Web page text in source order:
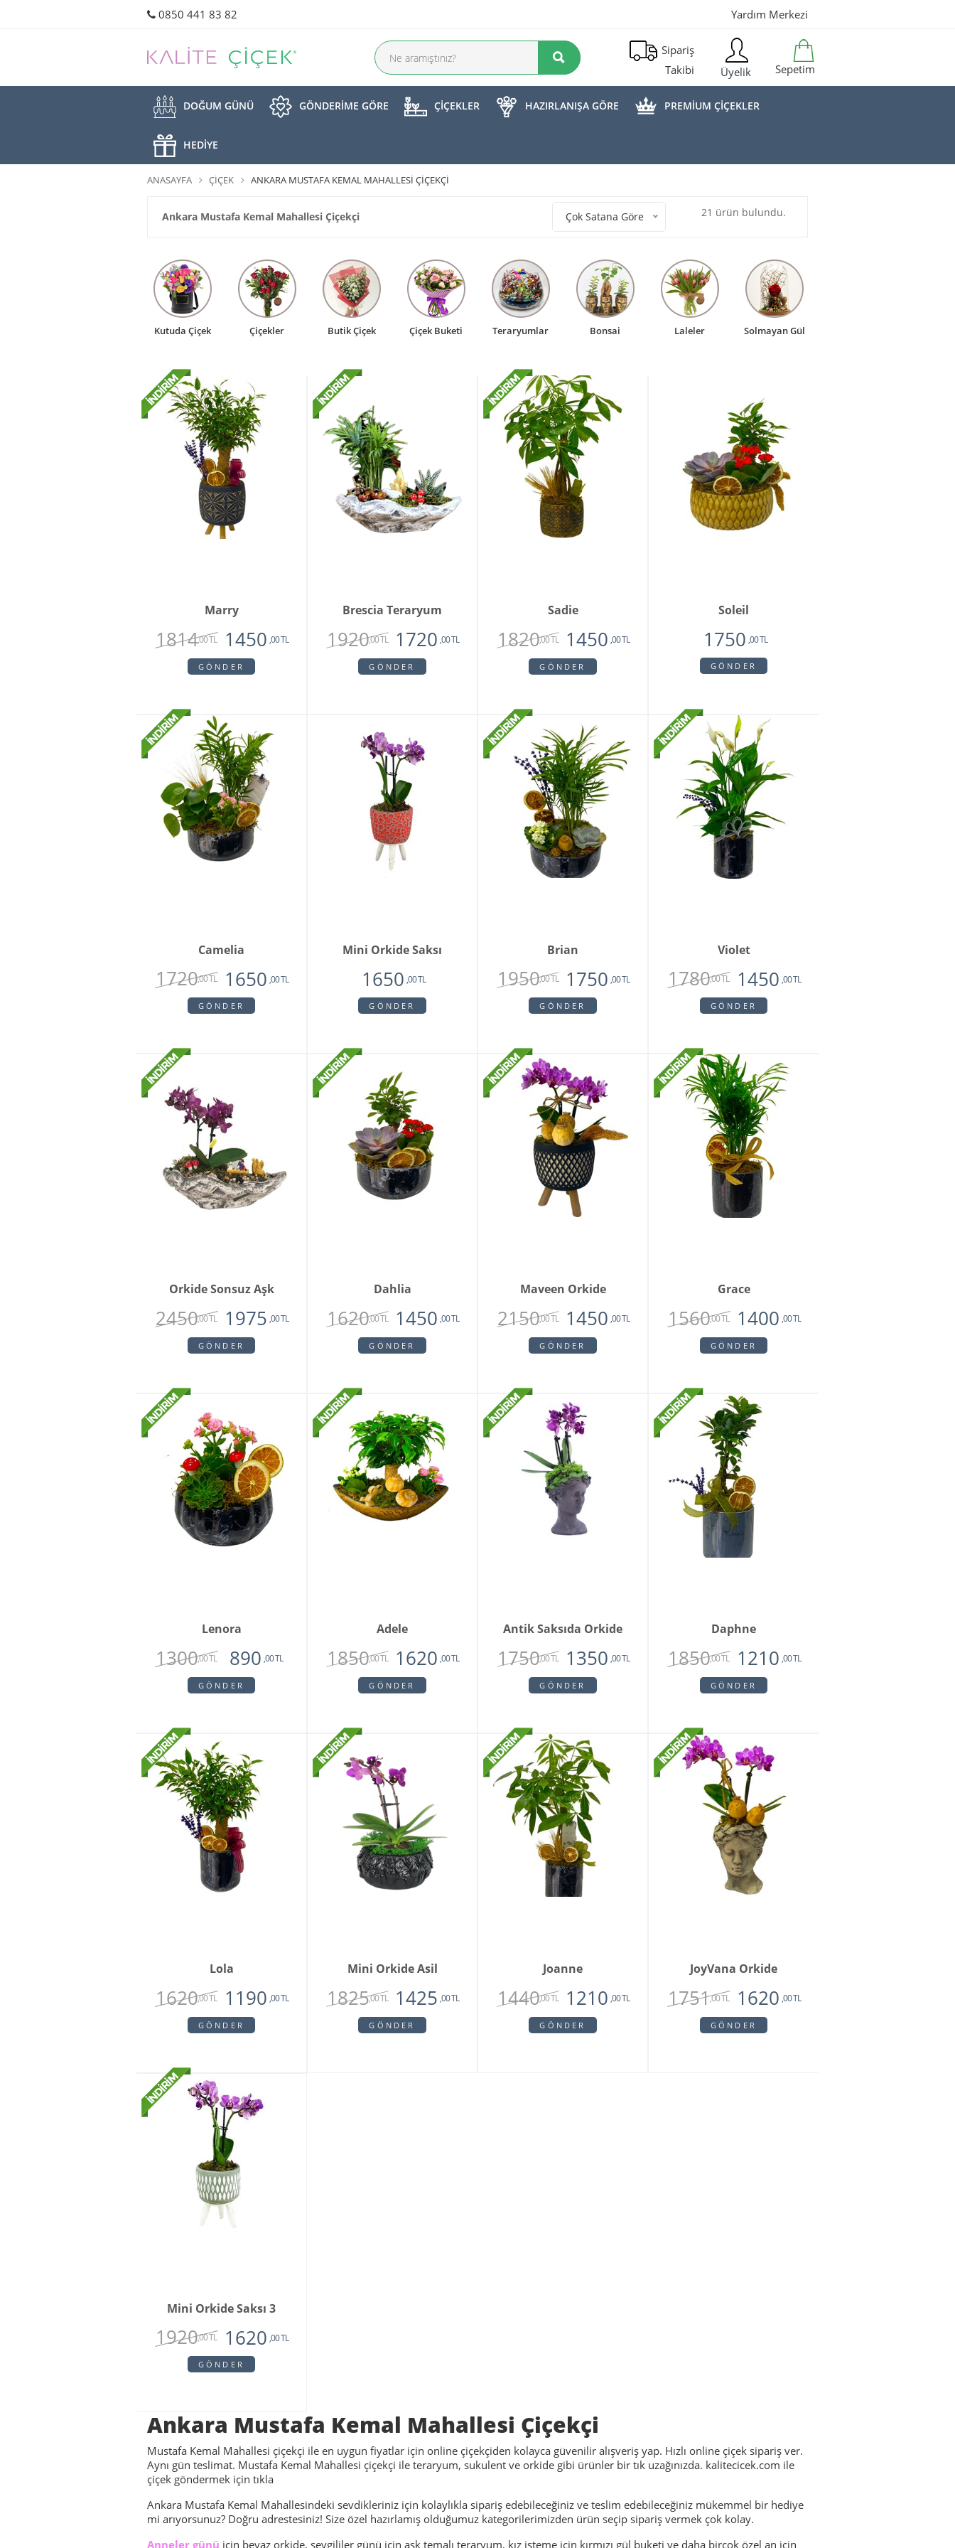
0850 441 83 82 Yardım Merkezi
Sipariş
Takibi
Üyelik Sepetim
DOĞUM GÜNÜ GÖNDERİME GÖRE ÇİÇEKLER HAZIRLANIŞA GÖRE PREMİUM ÇİÇEKLER
HEDİYE
ANASAYFA ÇIÇEK ANKARA MUSTAFA KEMAL MAHALLESI ÇIÇEKÇI
Ankara Mustafa Kemal Mahallesi Çiçekçi Çok Satana Göre 21 ürün bulundu.
Kutuda Çiçek Çiçekler Butik Çiçek Çiçek Buketi Teraryumlar Bonsai Laleler Solmayan Gül
Marry
1814,00 TL 1450 ,00 TL
GÖNDER
Brescia Teraryum
1920,00 TL 1720 ,00 TL
GÖNDER
Sadie
1820,00 TL 1450 ,00 TL
GÖNDER
Soleil
1750 ,00 TL
GÖNDER
Camelia
1720,00 TL 1650 ,00 TL
GÖNDER
Mini Orkide Saksı
1650 ,00 TL
GÖNDER
Brian
1950,00 TL 1750 ,00 TL
GÖNDER
Violet
1780,00 TL 1450 ,00 TL
GÖNDER
Orkide Sonsuz Aşk
2450,00 TL 1975 ,00 TL
GÖNDER
Dahlia
1620,00 TL 1450 ,00 TL
GÖNDER
Maveen Orkide
2150,00 TL 1450 ,00 TL
GÖNDER
Grace
1560,00 TL 1400 ,00 TL
GÖNDER
Lenora
1300,00 TL 890 ,00 TL
GÖNDER
Adele
1850,00 TL 1620 ,00 TL
GÖNDER
Antik Saksıda Orkide
1750,00 TL 1350 ,00 TL
GÖNDER
Daphne
1850,00 TL 1210 ,00 TL
GÖNDER
Lola
1620,00 TL 1190 ,00 TL
GÖNDER
Mini Orkide Asil
1825,00 TL 1425 ,00 TL
GÖNDER
Joanne
1440,00 TL 1210 ,00 TL
GÖNDER
JoyVana Orkide
1751,00 TL 1620 ,00 TL
GÖNDER
Mini Orkide Saksı 3
1920,00 TL 1620 ,00 TL
GÖNDER
Ankara Mustafa Kemal Mahallesi Çiçekçi
Mustafa Kemal Mahallesi çiçekçi ile en uygun fiyatlar için online çiçekçiden kolayca güvenilir alışveriş yap. Hızlı online çiçek sipariş ver.
Aynı gün teslimat. Mustafa Kemal Mahallesi çiçekçi ile teraryum, sukulent ve orkide gibi ürünler bir tık uzağınızda. kalitecicek.com ile
çiçek göndermek için tıkla
Ankara Mustafa Kemal Mahallesindeki sevdikleriniz için kolaylıkla sipariş edebileceğiniz ve teslim edebileceğiniz mükemmel bir hediye
mi arıyorsunuz? Doğru adrestesiniz! Size özel hazırlamış olduğumuz kategorilerimizden ürün seçip sipariş vermek çok kolay.
Anneler günü için beyaz orkide, sevgililer günü için aşk temalı teraryum, kız isteme için kırmızı gül buketi ve daha birçok özel an için